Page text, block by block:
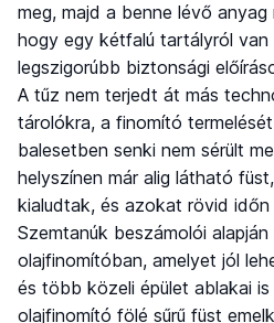
meg, majd a benne lévő
hogy egy kétfalú tartályról van
legszigorúbb biztonsági
A tűz nem terjedt át más
tárolókra, a finomító
balesetben senki nem sérült
helyszínen már alig látható
kialudtak, és azokat rövid időn
Szemtanúk beszámolói
olajfinomítóban, amelyet jól
és több közeli épület ablakai
olajfinomító fölé sűrű füst